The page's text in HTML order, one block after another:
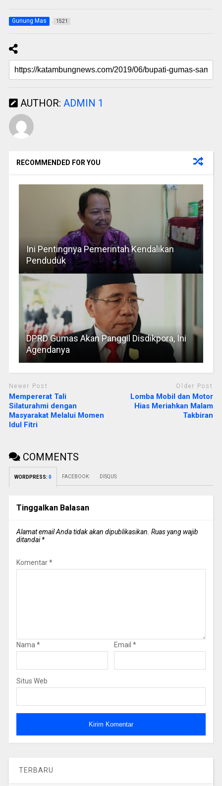
Gunung Mas 1521
AUTHOR: ADMIN 1
RECOMMENDED FOR YOU
Ini Pentingnya Pemerintah Kendalikan
Penduduk
DPRD Gumas Akan Panggil Disdikpora, Ini
Agendanya
Newer Post
Mempererat Tali
Silaturahmi dengan
Masyarakat Melalui Momen
Idul Fitri
Older Post
Lomba Mobil dan Motor
Hias Meriahkan Malam
Takbiran
COMMENTS
WORDPRESS: 0 FACEBOOK: DISQUS:
Tinggalkan Balasan
Alamat email Anda tidak akan dipublikasikan. Ruas yang wajib
ditandai*
Komentar*
Nama * Email *
Situs Web
TERBARU